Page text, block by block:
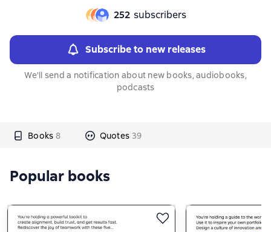
252 subscribers
Subscribe to new releases
We'll send a notification about new books, audiobooks,
podcasts
Books 8 Quotes 39
Popular books